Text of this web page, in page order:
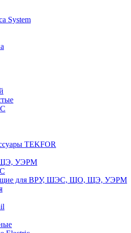
System
TEKFOR
УЭРМ
для ВРУ, ШЭС, ЩО, ЩЭ, УЭРМ